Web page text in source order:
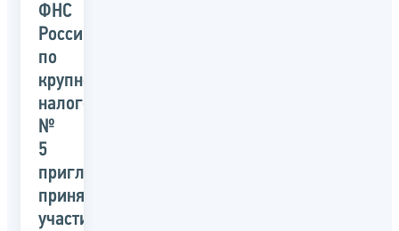
ФНС
России
по
крупнейшим
налогоплательщикам
№
5
приглашает
принять
участие